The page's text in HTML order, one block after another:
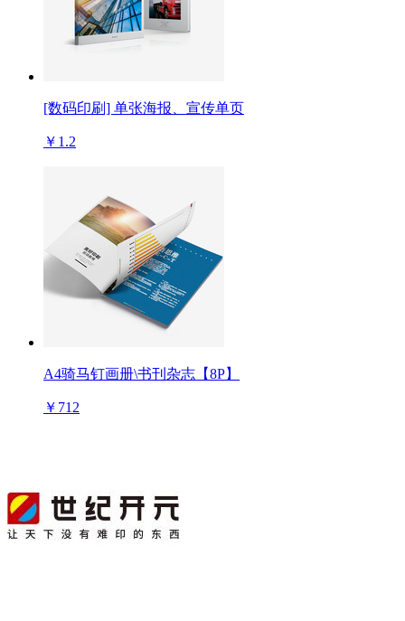
[数码印刷] 单张海报、宣传单页
￥1.2
A4骑马钉画册\书刊杂志【8P】
￥712